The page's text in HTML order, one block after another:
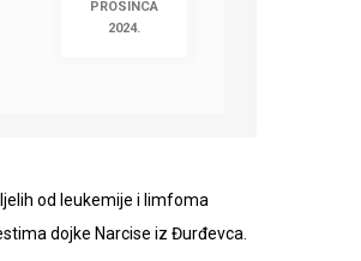
PROSINCA
2024.
od leukemije i limfoma
dojke Narcise iz Đurđevca.